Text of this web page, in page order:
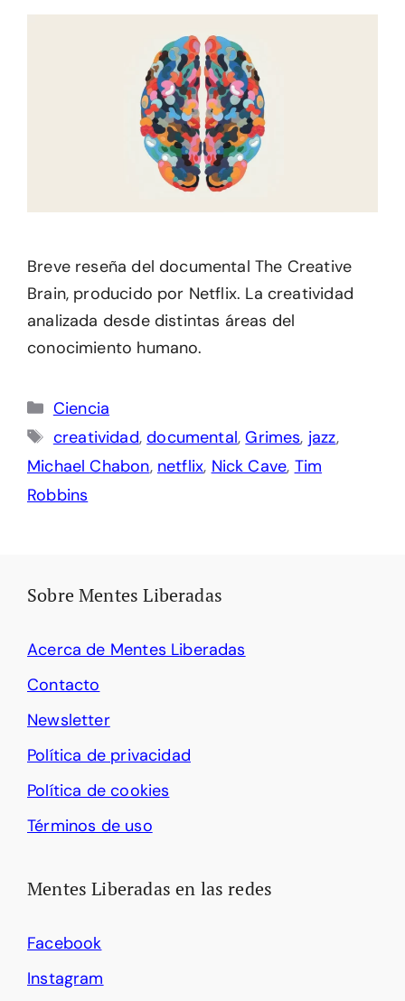
Breve reseña del documental The Creative
Brain, producido por Netflix. La creatividad
analizada desde distintas áreas del
conocimiento humano.
Categorías
Ciencia
Etiquetas
creatividad,documental,Grimes, jazz,
Michael Chabon, netflix, Nick Cave, Tim
Robbins
Sobre Mentes Liberadas
Acerca de Mentes Liberadas
Contacto
Newsletter
Política de privacidad
Política de cookies
Términos de uso
Mentes Liberadas en las redes
Facebook
Instagram